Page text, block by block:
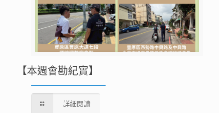
【本週會勘紀實】
詳細閱讀